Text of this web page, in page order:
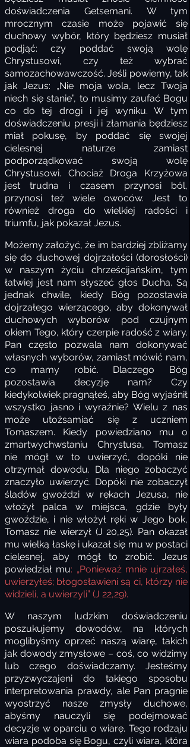
doświadczenia Getsemani. W tym
mrocznym czasie może pojawić się
duchowy wybór, który będziesz musiał
podjąć: czy poddać swoją wolę
Chrystusowi, czy też wybrać
samozachowawczość. Jeśli powiemy, tak
jak Jezus: „Nie moja wola, lecz Twoja
niech się stanie”, to musimy zaufać Bogu
co do tej drogi i jej wyniku. W tym
doświadczeniu presji i złamania będziesz
miał pokusę, by poddać się swojej
cielesnej naturze zamiast
podporządkować swoją wolę
Chrystusowi. Chociaż Droga Krzyżowa
jest trudna i czasem przynosi ból,
przynosi też wiele owoców. Jest to
również droga do wielkiej radości i
triumfu, jak pokazał Jezus.
Możemy założyć, że im bardziej zbliżamy
się do duchowej dojrzałości (dorosłości)
w naszym życiu chrześcijańskim, tym
łatwiej jest nam słyszeć głos Ducha. Są
jednak chwile, kiedy Bóg pozostawia
dojrzałego wierzącego, aby dokonywał
duchowych wyborów pod czujnym
okiem Tego, który czerpie radość z wiary.
Pan często pozwala nam dokonywać
własnych wyborów, zamiast mówić nam,
co mamy robić. Dlaczego Bóg
pozostawia decyzję nam? Czy
kiedykolwiek pragnąłeś, aby Bóg wyjaśnił
wszystko jasno i wyraźnie? Wielu z nas
może utożsamiać się z uczniem
Tomaszem. Kiedy powiedziano mu o
zmartwychwstaniu Chrystusa, Tomasz
nie mógł w to uwierzyć, dopóki nie
otrzymał dowodu. Dla niego zobaczyć
znaczyło uwierzyć. Dopóki nie zobaczył
śladów gwoździ w rękach Jezusa, nie
włożył palca w miejsca, gdzie były
gwoździe, i nie włożył ręki w Jego bok,
Tomasz nie wierzył (J 20,25). Pan okazał
mu wielką łaskę i ukazał się mu w postaci
cielesnej, aby mógł to zrobić. Jezus
powiedział mu: „Ponieważ mnie ujrzałeś,
uwierzyłeś; błogosławieni są ci, którzy nie
widzieli, a uwierzyli” (J 22,29).
W naszym ludzkim doświadczeniu
poszukujemy dowodów, na których
moglibyśmy oprzeć naszą wiarę, takich
jak dowody zmysłowe – coś, co widzimy
lub czego doświadczamy. Jesteśmy
przyzwyczajeni do takiego sposobu
interpretowania prawdy, ale Pan pragnie
wyostrzyć nasze zmysły duchowe,
abyśmy nauczyli się podejmować
decyzje w oparciu o wiarę. Tego rodzaju
wiara podoba się Bogu, czyli wiara, która